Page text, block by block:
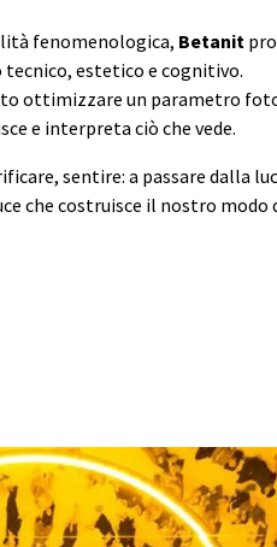
fenomenologica, Betanit
estetico e cognitivo.
ottimizzare un parametro
e interpreta ciò che vede.
sentire: a passare dalla
che costruisce il nostro modo